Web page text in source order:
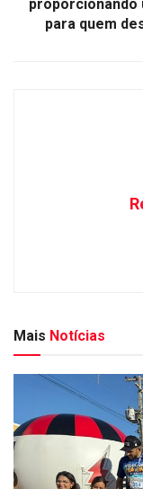
proporcionando
para quem
Mais Notícias